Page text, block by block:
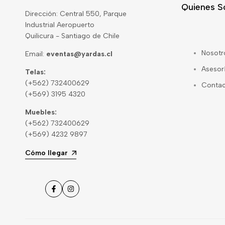
Dirección: Central 550, Parque
Industrial Aeropuerto
Quilicura - Santiago de Chile
Email: eventas@yardas.cl
Telas:
(+562) 732400629
(+569) 3195 4320
Muebles:
(+562) 732400629
(+569) 4232 9897
Cómo llegar
FacebookInstagram
Quienes